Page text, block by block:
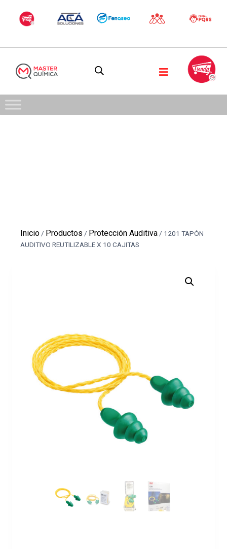
Inicio / Productos / Protección Auditiva / 1201 TAPÓN
AUDITIVO REUTILIZABLE X 10 CAJITAS